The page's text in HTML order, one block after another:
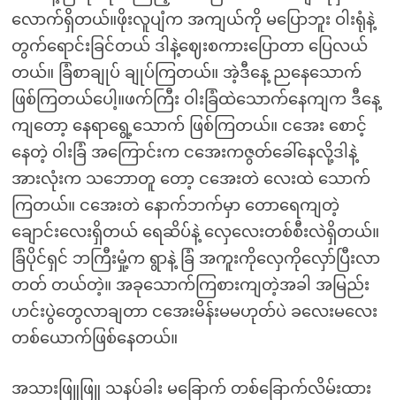
လောက်ရှိတယ်။ဖိုးလူပျံက အကျယ်ကို မပြောဘူး ဝါးရုံနဲ့
တွက်ရောင်းခြင်တယ် ဒါနဲ့ဈေးစကားပြောတာ ပြေလယ်
တယ်။ ခြံစာချုပ် ချုပ်ကြတယ်။ အဲ့ဒီနေ့ ညနေသောက်
ဖြစ်ကြတယ်ပေါ့။ဖက်ကြီး ဝါးခြံထဲသောက်နေကျက ဒီနေ့
ကျတော့ နေရာရွေ့သောက် ဖြစ်ကြတယ်။ ငအေး စောင့်
နေတဲ့ ဝါးခြံ အကြောင်းက ငအေးကဇွတ်ခေါ်နေလို့ဒါနဲ့
အားလုံးက သဘောတူ တော့ ငအေးတဲ လေးထဲ သောက်
ကြတယ်။ ငအေးတဲ နောက်ဘက်မှာ တောရေကျတဲ့
ချောင်းလေးရှိတယ် ရေဆိပ်နဲ့ လှေလေးတစ်စီးလဲရှိတယ်။
ခြံပိုင်ရှင် ဘကြီးမှုံ့က ရွာနဲ့ ခြံ အကူးကိုလှေကိုလှော်ပြီးလာ
တတ် တယ်တဲ့။ အခုသောက်ကြစားကျတဲ့အခါ အမြည်း
ဟင်းပွဲတွေလာချတာ ငအေးမိန်းမမဟုတ်ပဲ ခလေးမလေး
တစ်ယောက်ဖြစ်နေတယ်။
အသားဖြူဖြူ သနပ်ခါး မခြောက် တစ်ခြောက်လိမ်းထား